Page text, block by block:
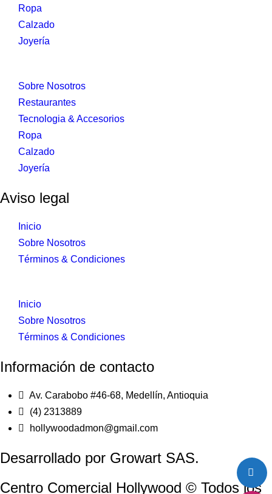
Ropa
Calzado
Joyería
Sobre Nosotros
Restaurantes
Tecnologia & Accesorios
Ropa
Calzado
Joyería
Aviso legal
Inicio
Sobre Nosotros
Términos & Condiciones
Inicio
Sobre Nosotros
Términos & Condiciones
Información de contacto
Av. Carabobo #46-68, Medellín, Antioquia
(4) 2313889
hollywoodadmon@gmail.com
Desarrollado por Growart SAS.
Centro Comercial Hollywood © Todos los